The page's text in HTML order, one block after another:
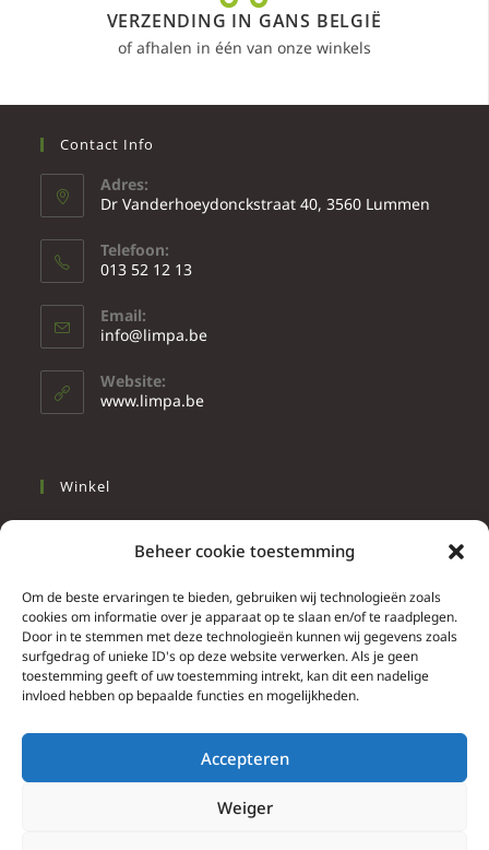
Beheer cookie toestemming
Om de beste ervaringen te bieden, gebruiken wij technologieën zoals
cookies om informatie over je apparaat op te slaan en/of te raadplegen.
Door in te stemmen met deze technologieën kunnen wij gegevens zoals
surfgedrag of unieke ID's op deze website verwerken. Als je geen
toestemming geeft of uw toestemming intrekt, kan dit een nadelige
invloed hebben op bepaalde functies en mogelijkheden.
Accepteren
Weiger
VERZENDING IN GANS BELGIË
of afhalen in één van onze winkels
Contact Info
Adres:
Dr Vanderhoeydonckstraat 40, 3560 Lummen
Telefoon:
013 52 12 13
Email:
info@limpa.be
Website:
www.limpa.be
Winkel
Wonen
Info
Contacteer ons